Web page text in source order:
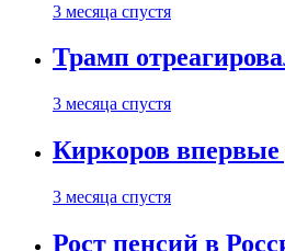
3 месяца спустя
Трамп
3 месяца спустя
Киркоров впервые
3 месяца спустя
Рост пенсий в